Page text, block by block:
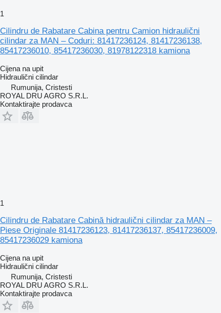
1
Cilindru de Rabatare Cabina pentru Camion hidraulični
cilindar za MAN – Coduri: 81417236124, 81417236138,
85417236010, 85417236030, 81978122318 kamiona
Cijena na upit
Hidraulični cilindar
Rumunija, Cristesti
ROYAL DRU AGRO S.R.L.
Kontaktirajte prodavca
1
Cilindru de Rabatare Cabină hidraulični cilindar za MAN –
Piese Originale 81417236123, 81417236137, 85417236009,
85417236029 kamiona
Cijena na upit
Hidraulični cilindar
Rumunija, Cristesti
ROYAL DRU AGRO S.R.L.
Kontaktirajte prodavca